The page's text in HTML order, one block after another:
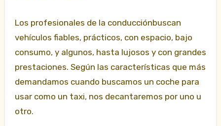
Los profesionales de la conducciónbuscan
vehículos fiables, prácticos, con espacio, bajo
consumo, y algunos, hasta lujosos y con grandes
prestaciones. Según las características que más
demandamos cuando buscamos un coche para
usar como un taxi, nos decantaremos por uno u
otro.